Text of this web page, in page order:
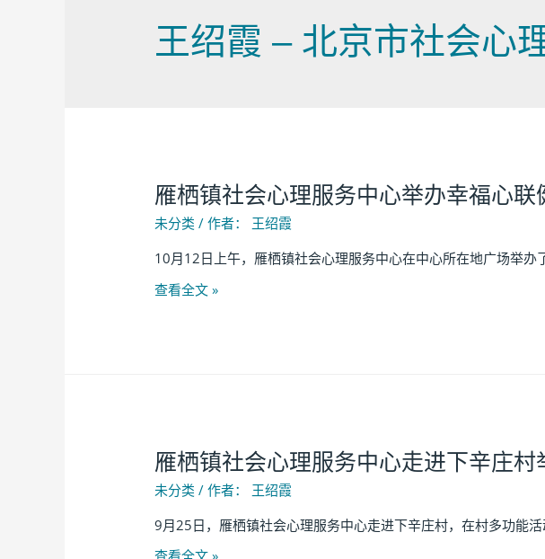
王绍霞 – 北京市社会心
雁栖镇社会心理服务中心举办幸福心联
未分类 / 作者：
王绍霞
10月12日上午，雁栖镇社会心理服务中心在中心所在地广场举办
查看全文 »
雁栖镇社会心理服务中心走进下辛庄
未分类 / 作者：
王绍霞
9月25日，雁栖镇社会心理服务中心走进下辛庄村，在村多功能